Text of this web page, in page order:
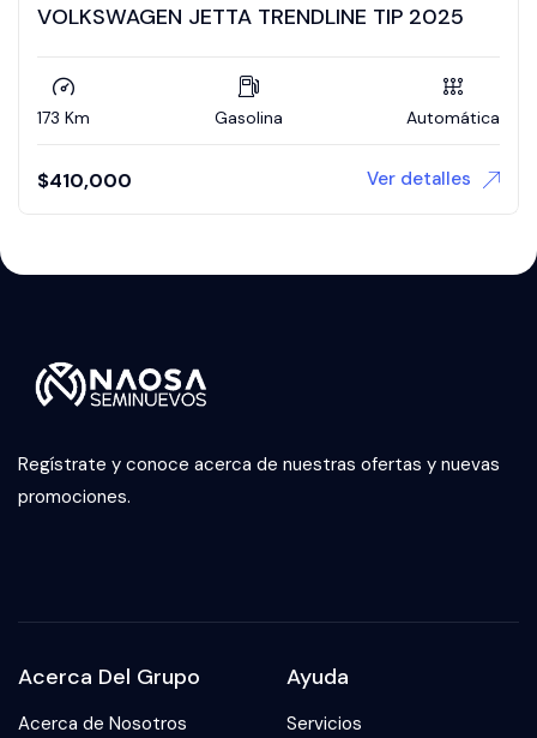
VOLKSWAGEN JETTA TRENDLINE TIP 2025
173 Km Gasolina Automática
$410,000 Ver detalles
Regístrate y conoce acerca de nuestras ofertas y nuevas
promociones.
Acerca Del Grupo
Acerca de Nosotros
Ayuda
Servicios